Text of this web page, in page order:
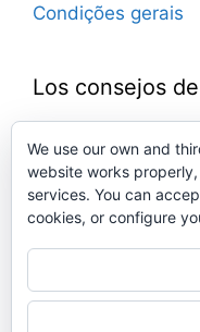
Condições gerais
Los consejos
Blog de consejos
Novedades,
Todo sobre
cosmética, salud,
Verdejo. Toda
We use our own and
website works
services. You can
cookies, or configure